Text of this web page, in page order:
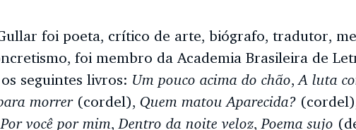
foi poeta, crítico de arte, biógrafo, tradutor,
foi membro da Academia Brasileira de
seguintes livros: Um pouco acima do chão,A luta
morrer(cordel), Quem matou Aparecida?
Por você por mim, Dentro da noite veloz, Poema sujo